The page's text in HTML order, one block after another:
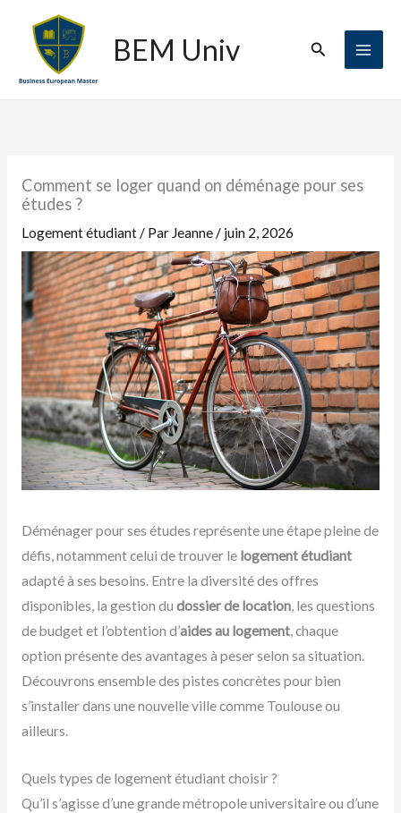
contenu
BEM Univ Rechercher
Comment se loger quand on déménage pour ses
études ?
Logement étudiant/ Par Jeanne/ juin 2, 2026
Déménager pour ses études représente une étape pleine de
défis, notamment celui de trouver le logement étudiant
adapté à ses besoins. Entre la diversité des offres
disponibles, la gestion du dossier de location, les questions
de budget et l’obtention d’aides au logement, chaque
option présente des avantages à peser selon sa situation.
Découvrons ensemble des pistes concrètes pour bien
s’installer dans une nouvelle ville comme Toulouse ou
ailleurs.
Quels types de logement étudiant choisir ?
Qu’il s’agisse d’une grande métropole universitaire ou d’une